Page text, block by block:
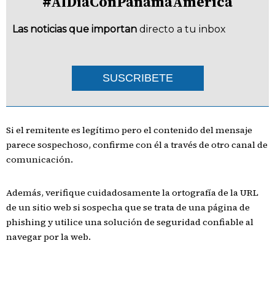
Las noticias que importan directo a tu inbox
SUSCRIBETE
Si el remitente es legítimo pero el contenido del mensaje
parece sospechoso, confirme con él a través de otro canal de
comunicación.
Además, verifique cuidadosamente la ortografía de la URL
de un sitio web si sospecha que se trata de una página de
phishing y utilice una solución de seguridad confiable al
navegar por la web.